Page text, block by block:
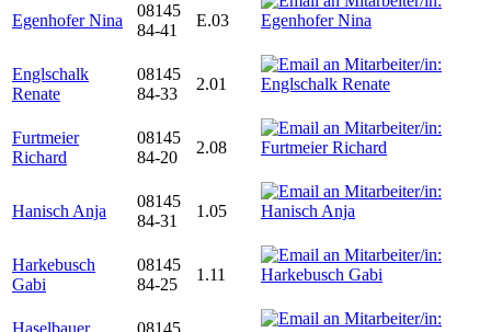
Egenhofer Nina
08145
84-41
E.03
Englschalk
Renate
08145
84-33
2.01
Furtmeier
Richard
08145
84-20
2.08
Hanisch Anja
08145
84-31
1.05
Harkebusch
Gabi
08145
84-25
1.11